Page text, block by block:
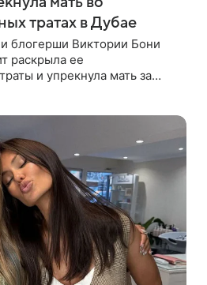
тратах в Дубае
блогерши Виктории Бони
раскрыла ее
и упрекнула мать за